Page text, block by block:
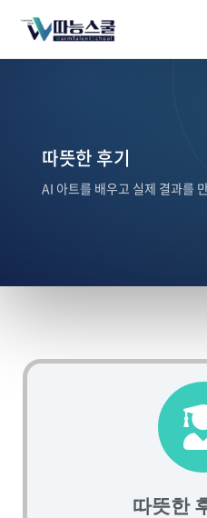
따뜻한 후기
AI 아트를 배우고 실제 결과를
따뜻한